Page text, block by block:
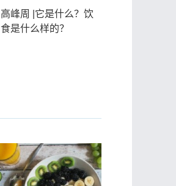
高峰周 |它是什么？饮
食是什么样的？